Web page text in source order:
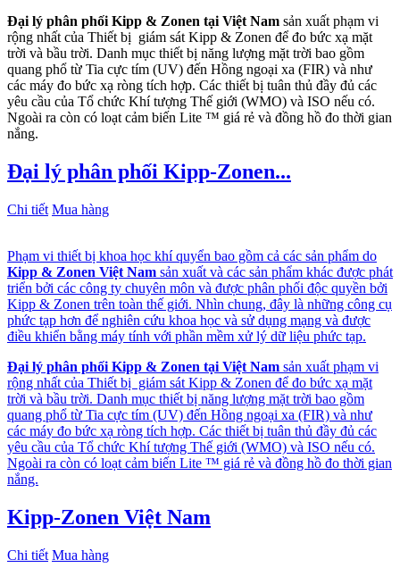
Đại lý phân phối Kipp & Zonen tại Việt Nam sản xuất phạm vi
rộng nhất của Thiết bị giám sát Kipp & Zonen để đo bức xạ mặt
trời và bầu trời. Danh mục thiết bị năng lượng mặt trời bao gồm
quang phổ từ Tia cực tím (UV) đến Hồng ngoại xa (FIR) và như
các máy đo bức xạ ròng tích hợp. Các thiết bị tuân thủ đầy đủ các
yêu cầu của Tổ chức Khí tượng Thế giới (WMO) và ISO nếu có.
Ngoài ra còn có loạt cảm biến Lite ™ giá rẻ và đồng hồ đo thời gian
nắng.
Đại lý phân phối Kipp-Zonen...
Chi tiết Mua hàng
Phạm vi thiết bị khoa học khí quyển bao gồm cả các sản phẩm do
Kipp & Zonen Việt Nam sản xuất và các sản phẩm khác được phát
triển bởi các công ty chuyên môn và được phân phối độc quyền bởi
Kipp & Zonen trên toàn thế giới. Nhìn chung, đây là những công cụ
phức tạp hơn để nghiên cứu khoa học và sử dụng mạng và được
điều khiển bằng máy tính với phần mềm xử lý dữ liệu phức tạp.
Đại lý phân phối Kipp & Zonen tại Việt Nam sản xuất phạm vi
rộng nhất của Thiết bị giám sát Kipp & Zonen để đo bức xạ mặt
trời và bầu trời. Danh mục thiết bị năng lượng mặt trời bao gồm
quang phổ từ Tia cực tím (UV) đến Hồng ngoại xa (FIR) và như
các máy đo bức xạ ròng tích hợp. Các thiết bị tuân thủ đầy đủ các
yêu cầu của Tổ chức Khí tượng Thế giới (WMO) và ISO nếu có.
Ngoài ra còn có loạt cảm biến Lite ™ giá rẻ và đồng hồ đo thời gian
nắng.
Kipp-Zonen Việt Nam
Chi tiết Mua hàng